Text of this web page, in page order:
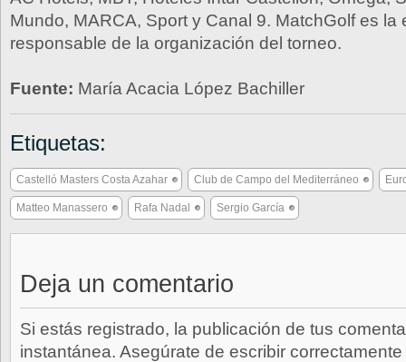
Mundo, MARCA, Sport y Canal 9. MatchGolf es la
responsable de la organización del torneo.
Fuente: María Acacia López Bachiller
Etiquetas:
Castelló Masters Costa Azahar Club de Campo del Mediterráneo
Matteo Manassero Rafa Nadal Sergio García
Deja un comentario
Si estás registrado, la publicación de tus
instantánea. Asegúrate de escribir